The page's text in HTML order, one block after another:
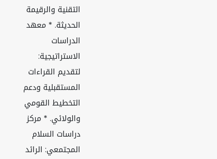
التقنية والرقيمة
الحديثة. * معهد
الدراسات
الاستراتيجية:
لتقديم القراءات
المستقبلية ودعم
التخطيط القومي
والولائي. * مركز
دراسات السلام
المجتمعي: الرائد